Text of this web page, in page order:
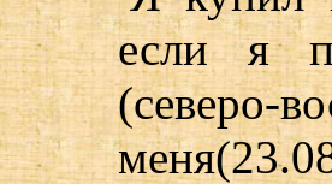
если я